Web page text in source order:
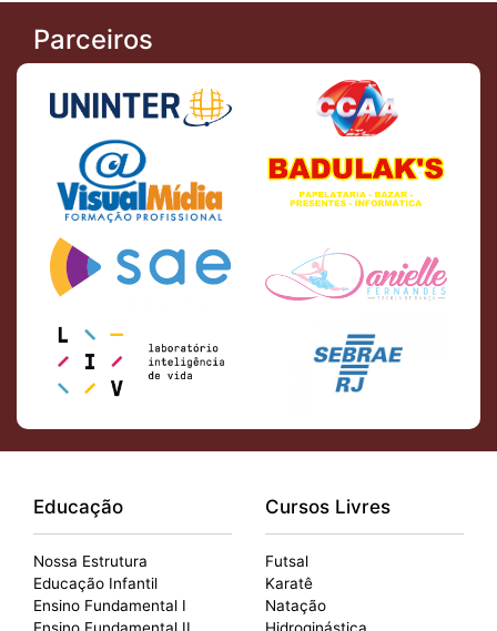
Parceiros
Educação
Nossa Estrutura
Educação Infantil
Ensino Fundamental I
Ensino Fundamental II
Cursos Livres
Futsal
Karatê
Natação
Hidroginástica